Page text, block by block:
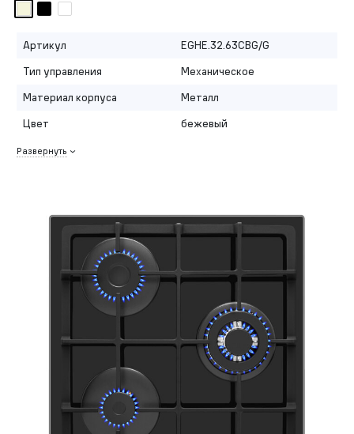
Артикул
EGHE.32.63CBG/G
Тип управления
Механическое
Материал корпуса
Металл
Цвет
бежевый
Развернуть